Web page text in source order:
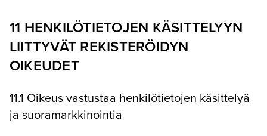
11 HENKILÖTIETOJEN KÄSITTELYYN
LIITTYVÄT REKISTERÖIDYN
OIKEUDET
11.1 Oikeus vastustaa henkilötietojen käsittelyä
ja suoramarkkinointia